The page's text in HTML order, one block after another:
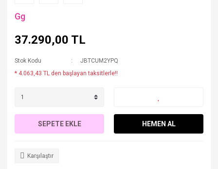
Gg
37.290,00 TL
Stok Kodu
JBTCUM2YPQ
* 4.063,43 TL den başlayan taksitlerle!!
SEPETE EKLE HEMEN AL
Karşılaştır